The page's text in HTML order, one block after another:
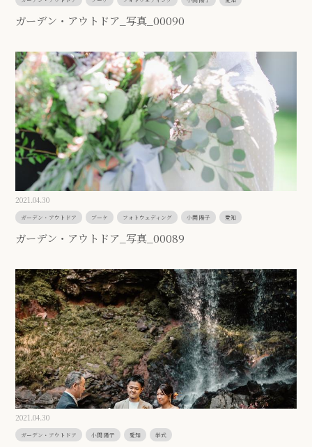
ガーデン・アウトドア_写真_00090
2021.04.30
ガーデン・アウトドア ブーケ フォトウェディング 小関 陽子 愛知
ガーデン・アウトドア_写真_00089
2021.04.30
ガーデン・アウトドア 小関 陽子 愛知 挙式